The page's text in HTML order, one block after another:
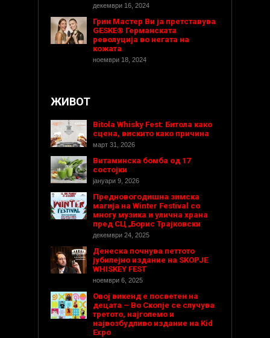
декември 16, 2024
Грин Мастер Ви ја претставува
GESKE® Германската
револуција во негата на
кожата
ноември 18, 2024
ЖИВОТ
Bitola Whisky Fest: Битола како
сцена, вискито како причина
март 31, 2026
Витаминска бомба од 17
состојки
јануари 9, 2026
Предновогодишнa зимска
магија на Winter Festival со
многу музика и улична храна
пред СЦ „Борис Трајковски
декември 24, 2025
Денеска почнува петтото
јубилејно издание на SKOPJE
WHISKEY FEST
ноември 6, 2025
Овој викенд е посветен на
децата – Во Скопје се случува
третото, најголемо и
највозбудливо издание на Kid
Expo